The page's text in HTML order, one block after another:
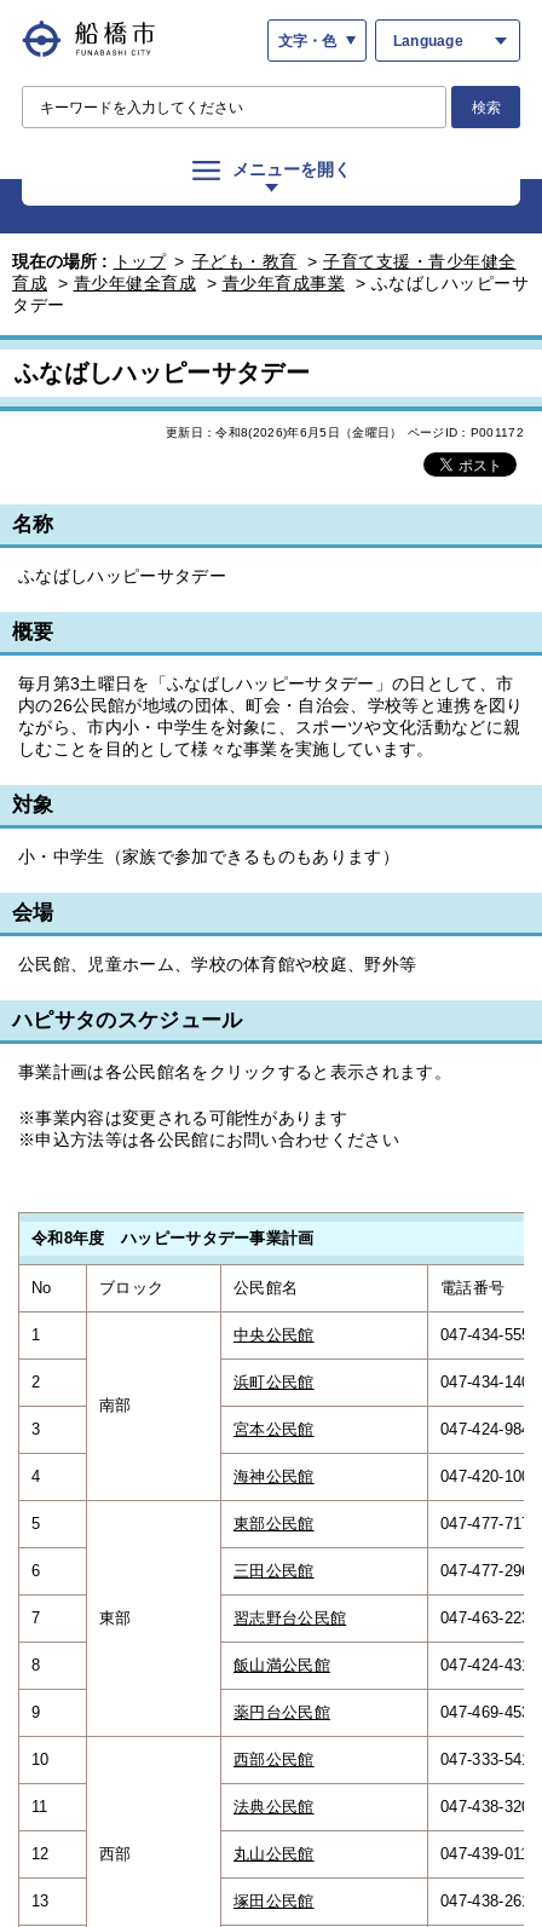
文字・色 Language
検索
メニューを開く
現在の場所 : トップ > 子ども・教育 > 子育て支援・青少年健全
育成 > 青少年健全育成 > 青少年育成事業 > ふなばしハッピーサ
タデー
ふなばしハッピーサタデー
更新日：令和8(2026)年6月5日（金曜日） ページID：P001172
名称
ふなばしハッピーサタデー
概要
毎月第3土曜日を「ふなばしハッピーサタデー」の日として、市
内の26公民館が地域の団体、町会・自治会、学校等と連携を図り
ながら、市内小・中学生を対象に、スポーツや文化活動などに親
しむことを目的として様々な事業を実施しています。
対象
小・中学生（家族で参加できるものもあります）
会場
公民館、児童ホーム、学校の体育館や校庭、野外等
ハピサタのスケジュール
事業計画は各公民館名をクリックすると表示されます。
※事業内容は変更される可能性があります
※申込方法等は各公民館にお問い合わせください
令和8年度 ハッピーサタデー事業計画
No ブロック 公民館名 電話番号
1
南部
中央公民館 047-434-5551
2 浜町公民館 047-434-1405
3 宮本公民館 047-424-9840
4 海神公民館 047-420-1001
5
東部
東部公民館 047-477-7171
6 三田公民館 047-477-2961
7 習志野台公民館 047-463-2231
8 飯山満公民館 047-424-4311
9 薬円台公民館 047-469-4535
10
西部
西部公民館 047-333-5415
11 法典公民館 047-438-3203
12 丸山公民館 047-439-0118
13 塚田公民館 047-438-2610